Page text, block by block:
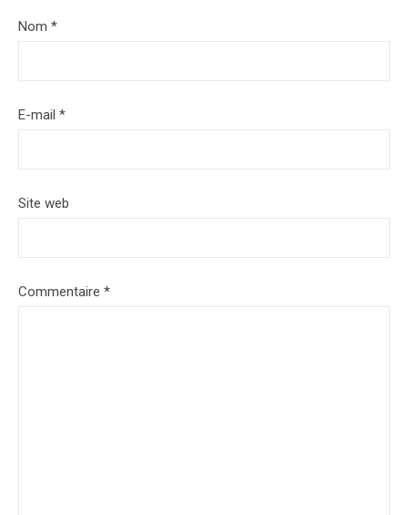
Nom *
E-mail *
Site web
Commentaire *